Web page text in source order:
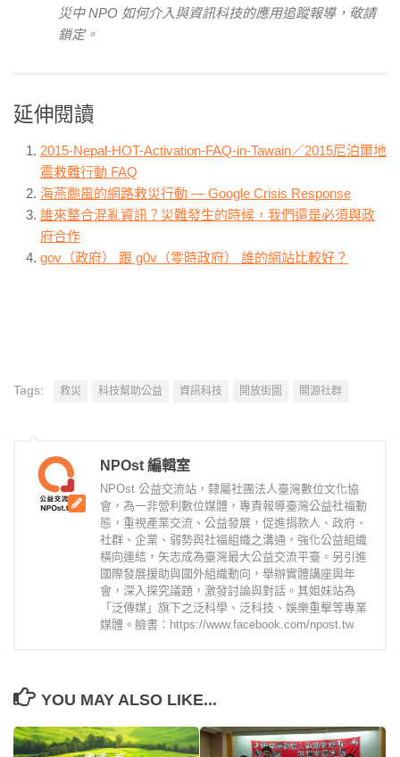
災中 NPO 如何介入與資訊科技的應用追蹤報導，敬請
鎖定。
延伸閱讀
2015-Nepal-HOT-Activation-FAQ-in-Tawain／2015尼泊爾地
震救難行動 FAQ
海燕颱風的網路救災行動 — Google Crisis Response
誰來整合混亂資訊？災難發生的時候，我們還是必須與政
府合作
gov（政府） 跟 g0v（零時政府） 誰的網站比較好？
Tags: 救災 科技幫助公益 資訊科技 開放街圖 開源社群
NPOst 編輯室
NPOst 公益交流站，隸屬社團法人臺灣數位文化協
會，為一非營利數位媒體，專責報導臺灣公益社福動
態，重視產業交流、公益發展，促進捐款人、政府、
社群、企業、弱勢與社福組織之溝通，強化公益組織
橫向連結，矢志成為臺灣最大公益交流平臺。另引進
國際發展援助與國外組織動向，舉辦實體講座與年
會，深入探究議題，激發討論與對話。其姐妹站為
「泛傳媒」旗下之泛科學、泛科技、娛樂重擊等專業
媒體。臉書：https://www.facebook.com/npost.tw
YOU MAY ALSO LIKE...